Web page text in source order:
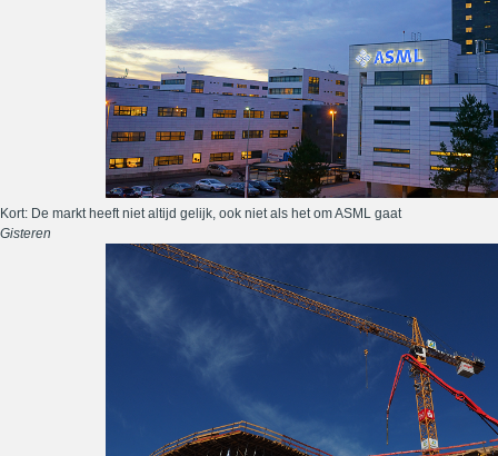
Kort: De markt heeft niet altijd gelijk, ook niet als het om ASML gaat
Gisteren